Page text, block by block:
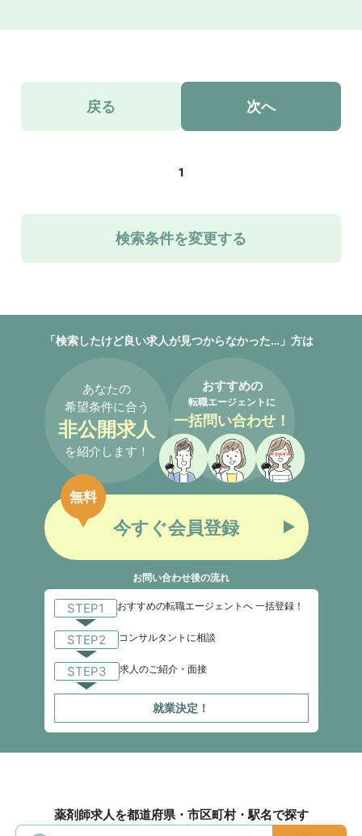
戻る 次へ
1
検索条件を変更する
「検索したけど良い求人が見つからなかった…」方は
あなたの
希望条件に合う
非公開求人
を紹介します！
おすすめの
転職エージェントに
一括問い合わせ！
今すぐ会員登録
無料
お問い合わせ後の流れ
STEP1 おすすめの転職エージェントへ 一括登録！
STEP2 コンサルタントに相談
STEP3 求人のご紹介・面接
就業決定！
薬剤師求人を都道府県・市区町村・駅名で探す